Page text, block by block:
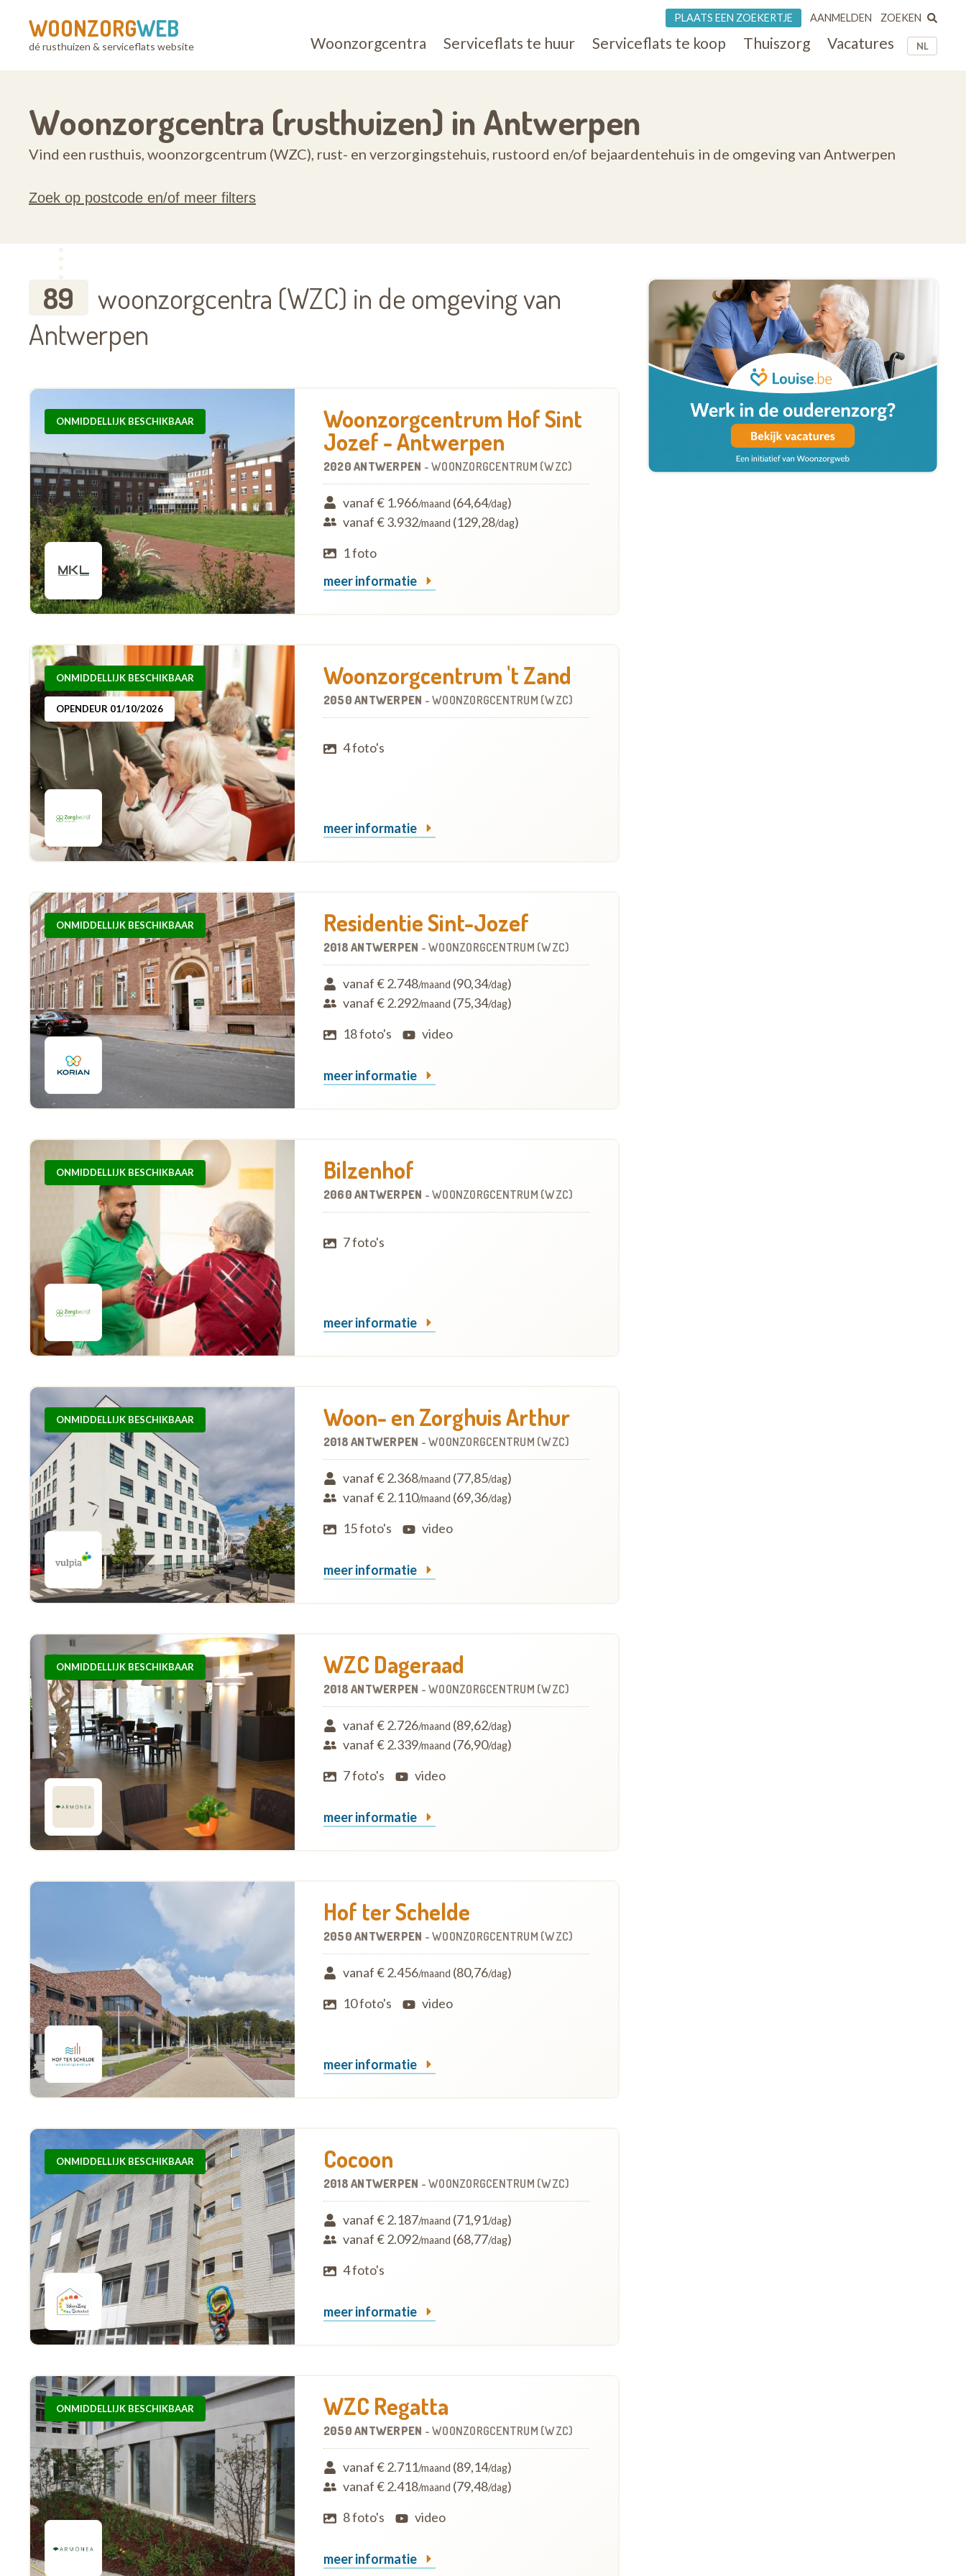
WOONZORGWEB
dé rusthuizen & serviceflats website NL
Woonzorgcentra Serviceflats te huur Serviceflats te koop Thuiszorg Vacatures
PLAATS EEN ZOEKERTJE AANMELDEN ZOEKEN
Woonzorgcentra (rusthuizen) in Antwerpen
Vind een rusthuis, woonzorgcentrum (WZC), rust- en verzorgingstehuis, rustoord en/of bejaardentehuis in de omgeving van Antwerpen
Zoek op postcode en/of meer filters
89
woonzorgcentra (WZC) in de omgeving van
Antwerpen
ONMIDDELLIJK BESCHIKBAAR Woonzorgcentrum Hof Sint
Jozef - Antwerpen
2020 ANTWERPEN -WOONZORGCENTRUM (WZC)
vanaf € 1.966/maand (64,64/dag)
vanaf € 3.932/maand (129,28/dag)
1 foto
meer informatie
ONMIDDELLIJK BESCHIKBAAR
OPENDEUR 01/10/2026
Woonzorgcentrum 't Zand
2050 ANTWERPEN -WOONZORGCENTRUM (WZC)
4 foto's
meer informatie
ONMIDDELLIJK BESCHIKBAAR Residentie Sint-Jozef
2018 ANTWERPEN -WOONZORGCENTRUM (WZC)
vanaf € 2.748/maand (90,34/dag)
vanaf € 2.292/maand (75,34/dag)
18 foto's
video
meer informatie
ONMIDDELLIJK BESCHIKBAAR Bilzenhof
2060 ANTWERPEN -WOONZORGCENTRUM (WZC)
7 foto's
meer informatie
ONMIDDELLIJK BESCHIKBAAR Woon- en Zorghuis Arthur
2018 ANTWERPEN -WOONZORGCENTRUM (WZC)
vanaf € 2.368/maand (77,85/dag)
vanaf € 2.110/maand (69,36/dag)
15 foto's
video
meer informatie
ONMIDDELLIJK BESCHIKBAAR WZC Dageraad
2018 ANTWERPEN -WOONZORGCENTRUM (WZC)
vanaf € 2.726/maand (89,62/dag)
vanaf € 2.339/maand (76,90/dag)
7 foto's
video
meer informatie
Hof ter Schelde
2050 ANTWERPEN -WOONZORGCENTRUM (WZC)
vanaf € 2.456/maand (80,76/dag)
10 foto's
video
meer informatie
ONMIDDELLIJK BESCHIKBAAR Cocoon
2018 ANTWERPEN -WOONZORGCENTRUM (WZC)
vanaf € 2.187/maand (71,91/dag)
vanaf € 2.092/maand (68,77/dag)
4 foto's
meer informatie
ONMIDDELLIJK BESCHIKBAAR WZC Regatta
2050 ANTWERPEN -WOONZORGCENTRUM (WZC)
vanaf € 2.711/maand (89,14/dag)
vanaf € 2.418/maand (79,48/dag)
8 foto's
video
meer informatie